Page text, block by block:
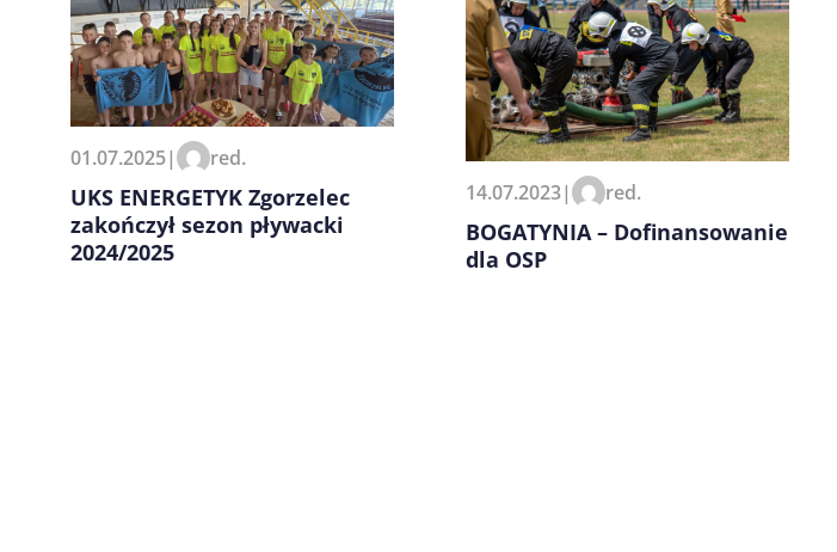
01.07.2025| red.
UKS ENERGETYK Zgorzelec
zakończył sezon pływacki
2024/2025
14.07.2023| red.
BOGATYNIA – Dofinansowanie
dla OSP